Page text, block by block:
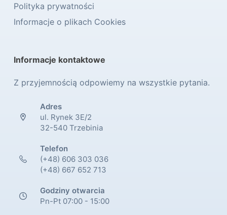
Polityka prywatności
Informacje o plikach Cookies
Informacje kontaktowe
Z przyjemnością odpowiemy na wszystkie pytania.
Adres
ul. Rynek 3E/2
32-540 Trzebinia
Telefon
(+48) 606 303 036
(+48) 667 652 713
Godziny otwarcia
Pn-Pt 07:00 - 15:00